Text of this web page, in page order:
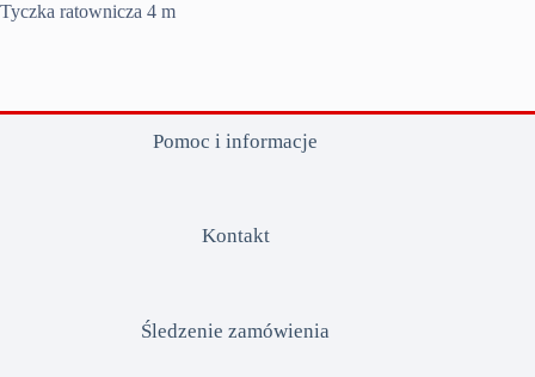
Tyczka ratownicza 4 m
Pomoc i informacje
Kontakt
Śledzenie zamówienia